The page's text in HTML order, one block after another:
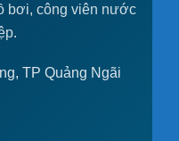
bơi, công viên nước
TP Quảng Ngãi